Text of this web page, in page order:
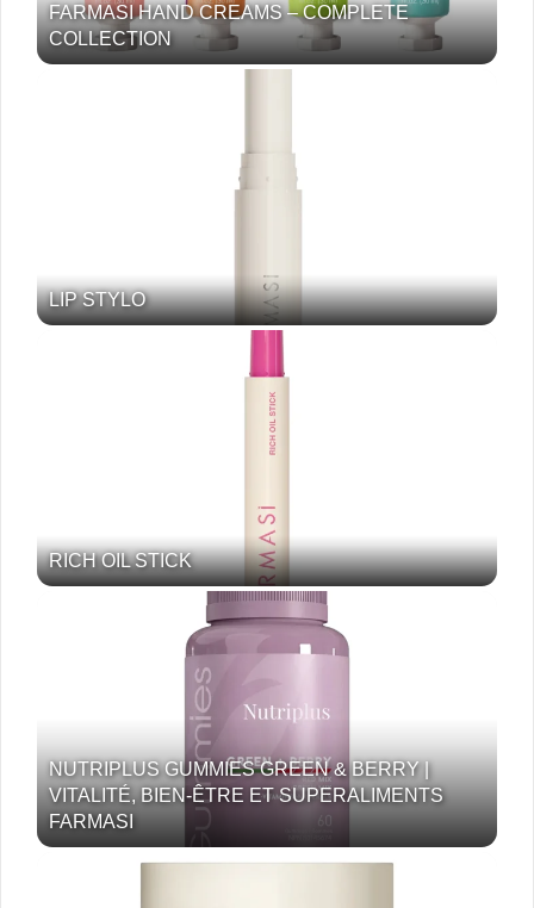
FARMASI HAND CREAMS – COMPLETE
COLLECTION
LIP STYLO
RICH OIL STICK
NUTRIPLUS GUMMIES GREEN & BERRY |
VITALITÉ, BIEN-ÊTRE ET SUPERALIMENTS
FARMASI